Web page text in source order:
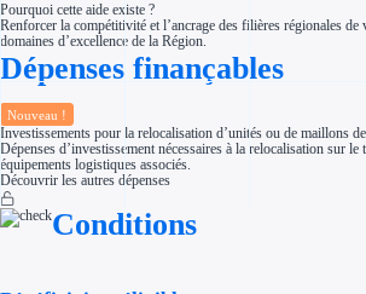
Aides Région Grand-
Régions de I à P
Aides Région Île-de-
Aides Région
Aides Région PACA
Aides Région Pays
Pourquoi cette aide existe ?
Renforcer la compétitivité et l’ancrage des filières régionales
domaines d’excellence de la Région.
Dépenses finançables
Nouveau !
Investissements pour la relocalisation d’unités ou de maillons
Dépenses d’investissement nécessaires à la relocalisation sur
équipements logistiques associés.
Découvrir les autres dépenses
Conditions